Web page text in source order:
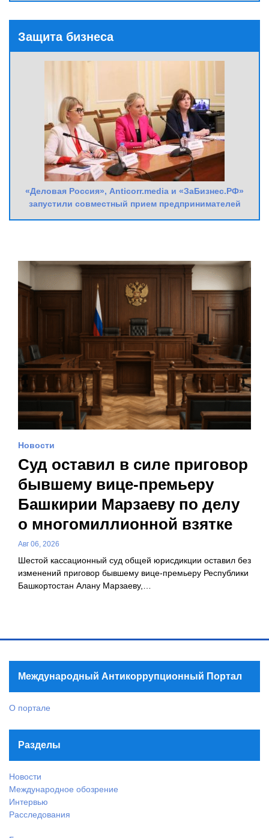
Защита бизнеса
«Деловая Россия», Anticorr.media и «ЗаБизнес.РФ»
запустили совместный прием предпринимателей
Новости
Суд оставил в силе приговор
бывшему вице-премьеру
Башкирии Марзаеву по делу
о многомиллионной взятке
Авг 06, 2026
Шестой кассационный суд общей юрисдикции оставил без
изменений приговор бывшему вице-премьеру Республики
Башкортостан Алану Марзаеву,…
Международный Антикоррупционный Портал
О портале
Разделы
Новости
Международное обозрение
Интервью
Расследования